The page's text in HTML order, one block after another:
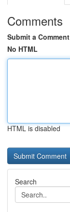
Comments
Submit a Comment
No HTML
HTML is disabled
Search